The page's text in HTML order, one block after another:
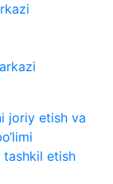
joriy etish va
etish